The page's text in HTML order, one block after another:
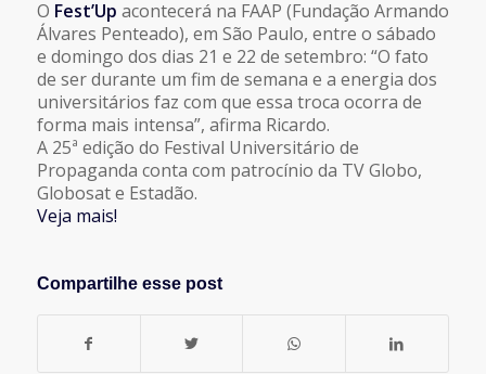
O Fest’Up acontecerá na FAAP (Fundação Armando
Álvares Penteado), em São Paulo, entre o sábado
e domingo dos dias 21 e 22 de setembro: “O fato
de ser durante um fim de semana e a energia dos
universitários faz com que essa troca ocorra de
forma mais intensa”, afirma Ricardo.
A 25ª edição do Festival Universitário de
Propaganda conta com patrocínio da TV Globo,
Globosate Estadão.
Veja mais!
Compartilhe esse post